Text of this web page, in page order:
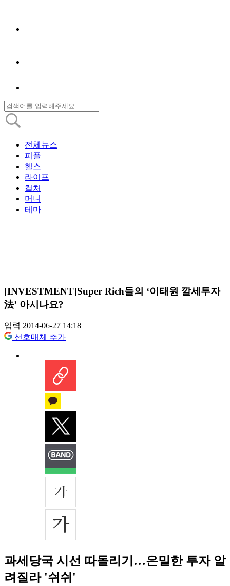
전체뉴스
피플
헬스
라이프
컬처
머니
테마
[INVESTMENT]Super Rich들의 ‘이태원 깔세투자
法’ 아시나요?
입력 2014-06-27 14:18
선호매체 추가
과세당국 시선 따돌리기…은밀한 투자 알
려질라 '쉬쉬'